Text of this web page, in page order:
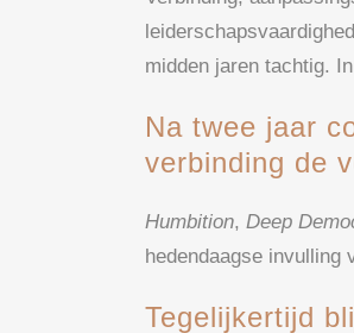
midden jaren tachtig.
Na twee jaar
verbinding de
Humbition, Deep
hedendaagse invulling
Tegelijkertijd